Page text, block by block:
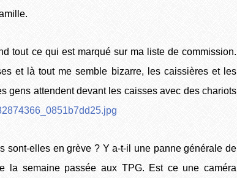
tout ce qui est marqué sur ma liste de commission.
et là tout me semble bizarre, les caissières et les
gens attendent devant les caisses avec des chariots
sont-elles en grève ? Y a-t-il une panne générale de
la semaine passée aux TPG. Est ce une caméra